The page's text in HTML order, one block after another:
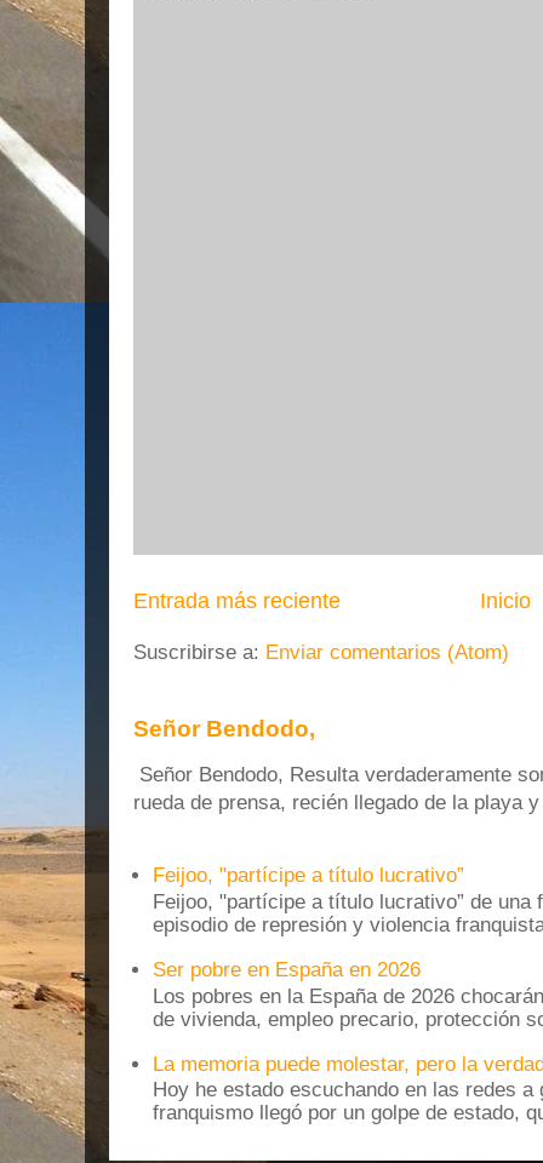
Entrada más reciente Inicio
Suscribirse a: Enviar comentarios (Atom)
Señor Bendodo,
Señor Bendodo, Resulta verdaderamente
rueda de prensa, recién llegado de la playa
Feijoo, "partícipe a título lucrativo”
Feijoo, "partícipe a título lucrativo” de una
episodio de represión y violencia
Ser pobre en España en 2026
Los pobres en la España de 2026
de vivienda, empleo precario, protección
La memoria puede molestar, pero la
Hoy he estado escuchando en las redes
franquismo llegó por un golpe de estado,